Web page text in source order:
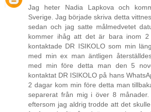
Jag heter Nadia Lapkova och
Sverige. Jag började skriva detta
sedan och jag satte målmedvetet
kommer ihåg att det är bara inom
kontaktade DR ISIKOLO som min
med min ex man äntligen
med min före detta man den 5
kontaktat DR ISIKOLO på hans
2 dagar kom min före detta man
separerat från mig i över 8
eftersom jag aldrig trodde att det